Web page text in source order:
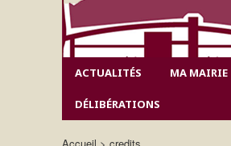
ACTUALITÉS MA MAIRIE
DÉLIBÉRATIONS